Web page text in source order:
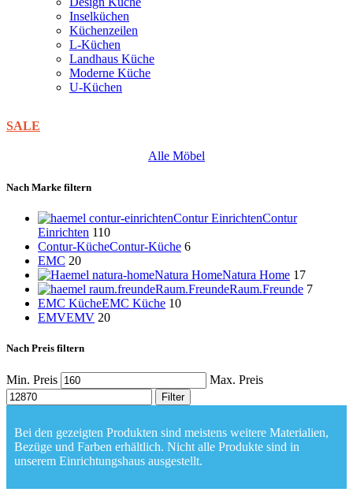
Inselküchen
Küchenzeilen
L-Küchen
Landhaus Küche
Moderne Küche
U-Küchen
SALE
Alle Möbel
Nach Marke filtern
Contur EinrichtenContur
Einrichten 110
Contur-KücheContur-Küche 6
EMC 20
Natura HomeNatura Home 17
Raum.FreundeRaum.Freunde 7
EMC KücheEMC Küche 10
EMVEMV 20
Nach Preis filtern
Min. Preis Max. Preis
Filter
Bei den gezeigten Produkten sind meistens weitere Materialien,
Bezüge und Farben erhältlich. Nicht alle Produkte sind in
unserem Einrichtungshaus ausgestellt.